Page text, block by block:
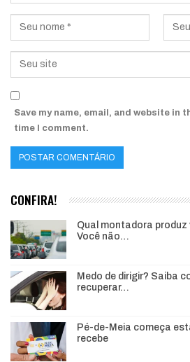
Save my name, email, and website in
time I comment.
CONFIRA!
Qual montadora
Você não…
Medo de dirigir? Saiba
recuperar…
Pé-de-Meia começa
recebe